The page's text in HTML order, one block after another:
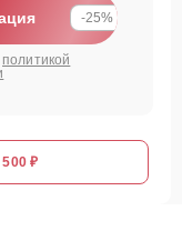
-25%
политикой
500 ₽